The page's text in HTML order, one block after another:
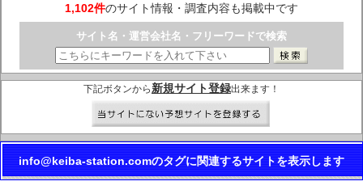
1,102件のサイト情報・調査内容も掲載中です
サイト名・運営会社名・フリーワードで検索
下記ボタンから 新規サイト登録出来ます！
info@keiba-station.comのタグに関連するサイトを表示します